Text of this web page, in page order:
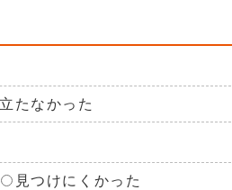
たなかった
見つけにくかった